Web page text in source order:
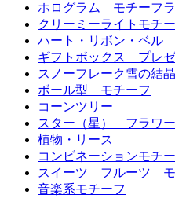
ホログラム モチーフラ
クリーミーライトモチ
ハート・リボン・ベル
ギフトボックス プレ
スノーフレーク雪の結晶
ボール型 モチーフ
コーンツリー
スター（星） フラワー
植物・リース
コンビネーションモチ
スイーツ フルーツ モ
音楽系モチーフ